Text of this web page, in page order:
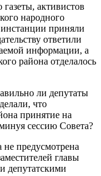
активистов
народного
приняли
ответили
информации, а
района отделалось
ли депутаты
что
принятие на
сессию Совета?
не предусмотрена
главы
депутатскими